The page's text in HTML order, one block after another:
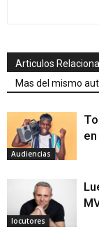
Articulos
Mas del mismo
Audiencias
locutores